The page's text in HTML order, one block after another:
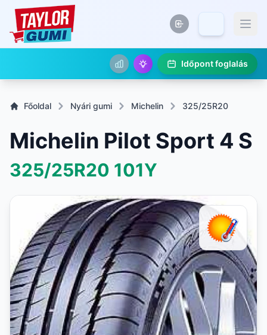
Időpont foglalás
Főoldal Nyári gumi Michelin 325/25R20
Michelin Pilot Sport 4 S
325/25R20 101Y